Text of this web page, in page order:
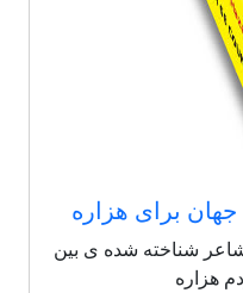
برای هزاره
شعر بی نظیر از 125 شاعر شناخته شده ی بین
هزاره